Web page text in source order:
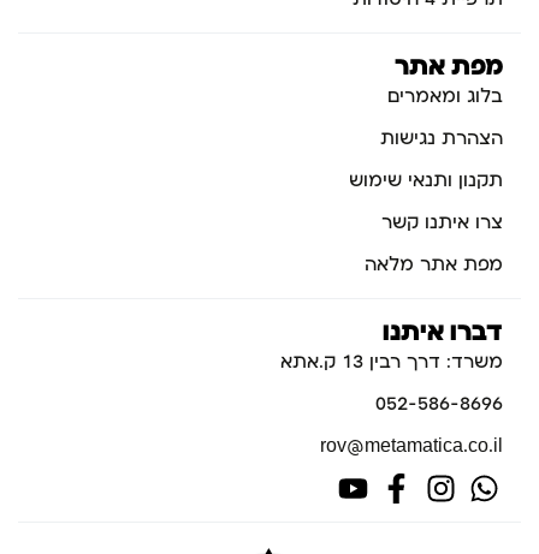
מפת אתר
בלוג ומאמרים
הצהרת נגישות
תקנון ותנאי שימוש
צרו איתנו קשר
מפת אתר מלאה
דברו איתנו
משרד: דרך רבין 13 ק.אתא
052-586-8696
rov@metamatica.co.il